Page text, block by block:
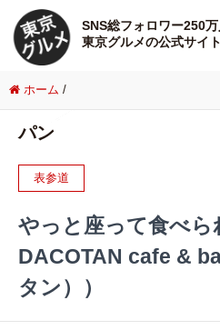
SNS総フォロワー250万
東京グルメの公式サイト
ホーム /
パン
表参道
やっと座って食べら
DACOTAN cafe &
タン））